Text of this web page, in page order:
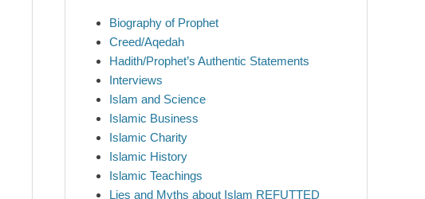
Biography of Prophet
Creed/Aqedah
Hadith/Prophet’s Authentic Statements
Interviews
Islam and Science
Islamic Business
Islamic Charity
Islamic History
Islamic Teachings
Lies and Myths about Islam REFUTTED